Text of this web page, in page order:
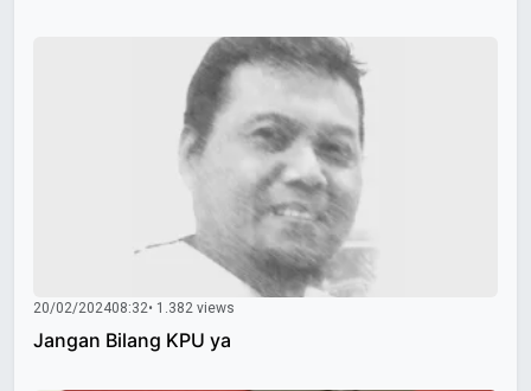
20/02/202408:32• 1.382 views
Jangan Bilang KPU ya